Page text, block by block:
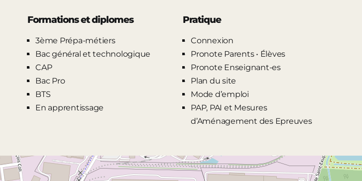
Formations et diplomes
3ème Prépa-métiers
Bac général et technologique
CAP
Bac Pro
BTS
En apprentissage
Pratique
Connexion
Pronote Parents • Élèves
Pronote Enseignant-es
Plan du site
Mode d’emploi
PAP, PAI et Mesures
d’Aménagement des Epreuves